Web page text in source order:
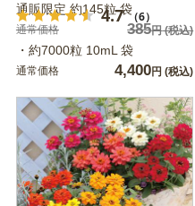
4.7 （6）
通販限定 約145粒 袋
通常価格 385円(税込)
・約7000粒 10mL 袋
通常価格 4,400円 (税込)